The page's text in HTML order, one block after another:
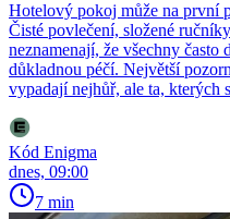
Hotelový pokoj může na první
Čisté povlečení, složené
neznamenají, že všechny často
důkladnou péčí. Největší
vypadají nejhůř, ale ta, kterých
Kód Enigma
dnes, 09:00
7 min